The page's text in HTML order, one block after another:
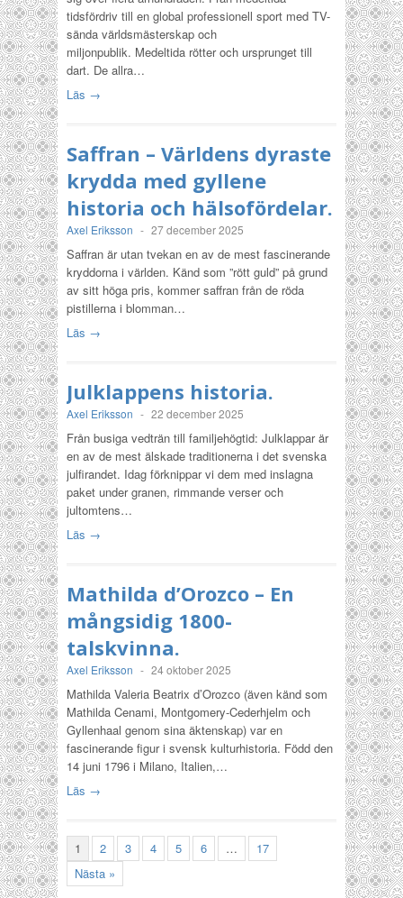
tidsfördriv till en global professionell sport med TV-
sända världsmästerskap och
miljonpublik. Medeltida rötter och ursprunget till
dart. De allra…
Läs →
Saffran – Världens dyraste
krydda med gyllene
historia och hälsofördelar.
Axel Eriksson - 27 december 2025
Saffran är utan tvekan en av de mest fascinerande
kryddorna i världen. Känd som ”rött guld” på grund
av sitt höga pris, kommer saffran från de röda
pistillerna i blomman…
Läs →
Julklappens historia.
Axel Eriksson - 22 december 2025
Från busiga vedträn till familjehögtid: Julklappar är
en av de mest älskade traditionerna i det svenska
julfirandet. Idag förknippar vi dem med inslagna
paket under granen, rimmande verser och
jultomtens…
Läs →
Mathilda d’Orozco – En
mångsidig 1800-
talskvinna.
Axel Eriksson - 24 oktober 2025
Mathilda Valeria Beatrix d’Orozco (även känd som
Mathilda Cenami, Montgomery-Cederhjelm och
Gyllenhaal genom sina äktenskap) var en
fascinerande figur i svensk kulturhistoria. Född den
14 juni 1796 i Milano, Italien,…
Läs →
1 2 3 4 5 6 …
17
Nästa »